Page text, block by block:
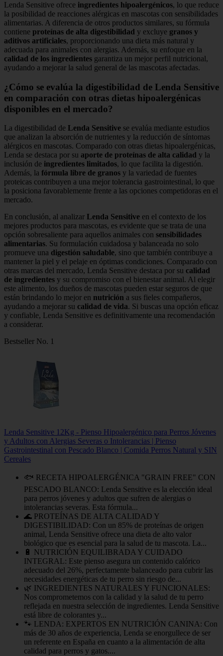
Lenda Sensitive ofrece ingredientes hipoalergénicos, lo que reduce
la posibilidad de reacciones alérgicas en mascotas con sensibilidades
alimentarias. A diferencia de otros productos similares, su fórmula
contiene proteínas de alta digestibilidad y excluye granos y
aditivos artificiales, proporcionando una dieta más natural y
adecuada para animales con alergias. Además, su enfoque en la
calidad de los ingredientes garantiza un mejor perfil nutricional,
ayudando a mejorar la salud general de las mascotas afectadas.
¿Cómo se evalúa la digestibilidad de Lenda Sensitive
en comparación con otras dietas hipoalergénicas
disponibles en el mercado?
La digestibilidad de Lenda Sensitive se evalúa mediante estudios
que analizan la absorción de nutrientes y la reducción de síntomas
alérgicos en mascotas. Comparado con otras dietas hipoalergénicas,
Lenda se destaca por su aporte de proteínas de alta calidad y la
inclusión de ingredientes limitados, lo que facilita la digestión.
Además, la fórmula libre de granos y la variedad de fuentes
proteicas contribuyen a una mejor tolerancia gastrointestinal, lo que
la posiciona favorablemente frente a las opciones competidoras en el
mercado.
En conclusión, al analizar Lenda Sensitive en el contexto de los
mejores productos para mascotas, es evidente que se trata de una
opción sobresaliente para aquellos animales con sensibilidades
alimentarias. Su formulación cuidadosa y balanceada no solo
promueve una digestión saludable, sino que también contribuye a
mantener la piel y el pelaje en óptimas condiciones. Comparado con
otras marcas del mercado, Lenda Sensitive destaca por su calidad
de ingredientes y su compromiso con el bienestar animal. Al elegir
este alimento, los dueños de mascotas pueden estar seguros de que
están brindando lo mejor en nutrición a sus fieles compañeros,
ayudando a mejorar su calidad de vida. Si buscas una opción eficaz
y confiable, Lenda Sensitive es definitivamente una recomendación
a considerar.
Bestseller No. 1
Lenda Sensitive 12Kg - Pienso Hipoalergénico para Perros Jóvenes
y Adultos con Alergias Severas o Intolerancias | Pienso
Gastrointestinal con Pescado Blanco | Comida Perros Natural y SIN
Cereales
🐟 RECETA HIPOALERGÉNICA "GRAIN FREE" CON
PESCADO BLANCO: Lenda Sensitive es la elección ideal
para perros jóvenes y adultos que sufren de alergias o
intolerancias severas. Esta fórmula...
🌊 PROTEÍNAS DE ALTA CALIDAD Y
DIGESTIBILIDAD: Con un 85% de proteínas de origen
animal, Lenda Sensitive ofrece una dieta de alto valor
biológico que es esencial para la salud de tu mascota. La...
🔋 NUTRICIÓN EQUILIBRADA Y CUIDADO
INTEGRAL: Este pienso asegura un contenido calórico
adecuado del 26%, perfectamente balanceado para cubrir las
necesidades energéticas de tu perro sin riesgo de...
🌿 INGREDIENTES NATURALES Y FUNCIONALES:
Nos comprometemos con la calidad y la salud de tu perro
reflejada en nuestra selección de ingredientes. Lenda Sensitive
está libre de colorantes y...
🐾 LENDA: EXPERTOS EN NUTRICIÓN CANINA: Con
más de 30 años de experiencia, Lenda se enorgullece de ser
un referente en España en cuanto a la alimentación de alta
calidad para perros y gatos....